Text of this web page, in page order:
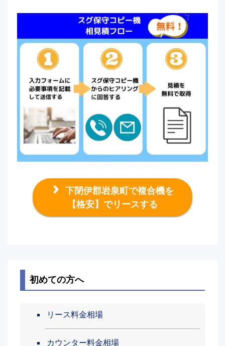
下閉伊郡岩泉町で複合機を
【格安】でリースする
初めての方へ
リース料金相場
カウンター料金相場